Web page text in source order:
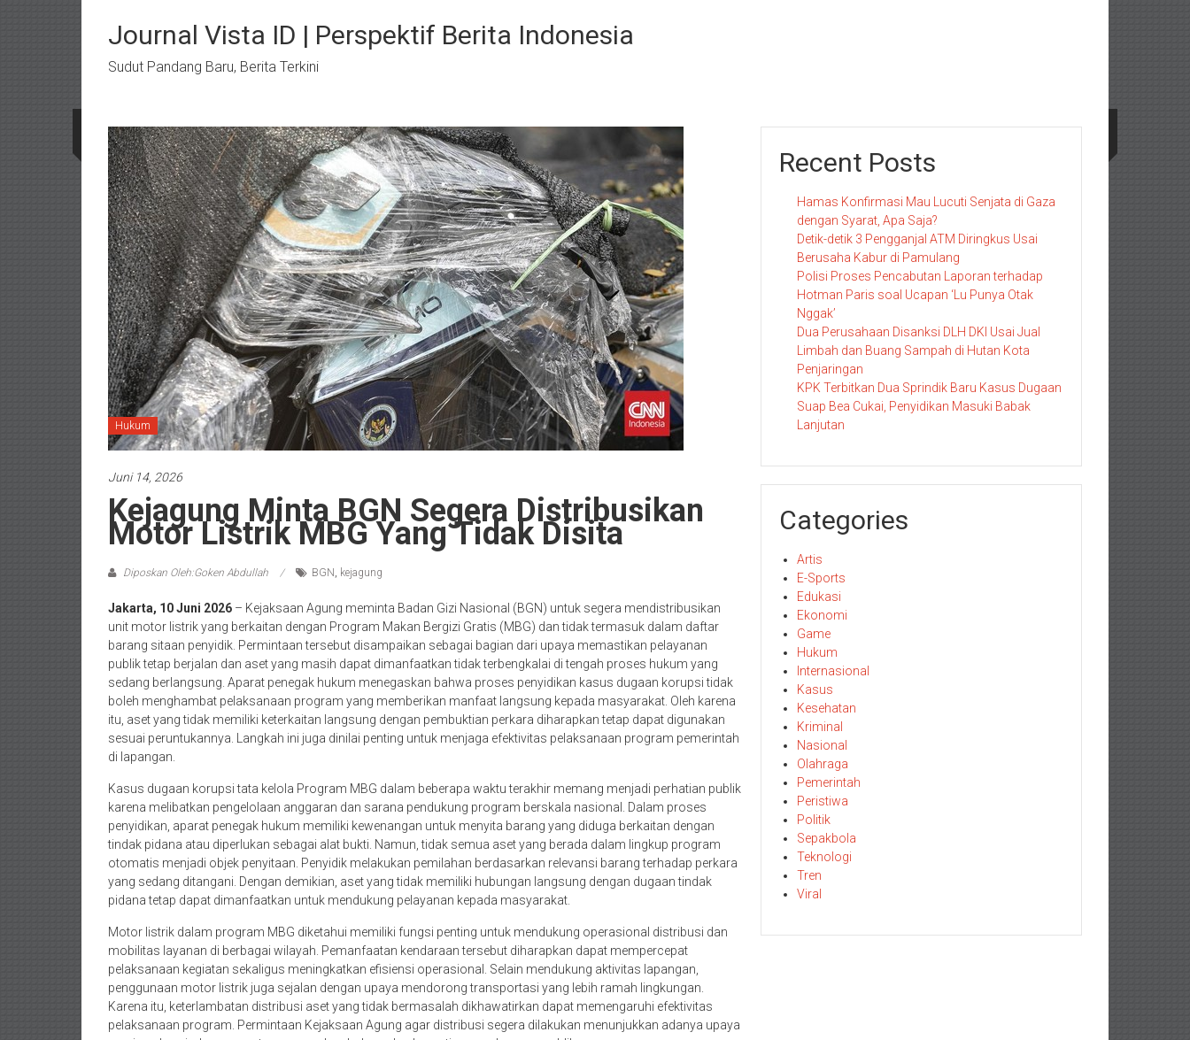
kontenJournal Vista ID | Perspektif Berita Indonesia
Sudut Pandang Baru, Berita Terkini
Hukum
Juni 14, 2026
Kejagung Minta BGN Segera Distribusikan
Motor Listrik MBG Yang Tidak Disita
Diposkan Oleh:Goken Abdullah BGN , kejagung
Jakarta, 10 Juni 2026 – Kejaksaan Agung meminta Badan Gizi Nasional (BGN) untuk segera mendistribusikan
unit motor listrik yang berkaitan dengan Program Makan Bergizi Gratis (MBG) dan tidak termasuk dalam daftar
barang sitaan penyidik. Permintaan tersebut disampaikan sebagai bagian dari upaya memastikan pelayanan
publik tetap berjalan dan aset yang masih dapat dimanfaatkan tidak terbengkalai di tengah proses hukum yang
sedang berlangsung. Aparat penegak hukum menegaskan bahwa proses penyidikan kasus dugaan korupsi tidak
boleh menghambat pelaksanaan program yang memberikan manfaat langsung kepada masyarakat. Oleh karena
itu, aset yang tidak memiliki keterkaitan langsung dengan pembuktian perkara diharapkan tetap dapat digunakan
sesuai peruntukannya. Langkah ini juga dinilai penting untuk menjaga efektivitas pelaksanaan program pemerintah
di lapangan.
Kasus dugaan korupsi tata kelola Program MBG dalam beberapa waktu terakhir memang menjadi perhatian publik
karena melibatkan pengelolaan anggaran dan sarana pendukung program berskala nasional. Dalam proses
penyidikan, aparat penegak hukum memiliki kewenangan untuk menyita barang yang diduga berkaitan dengan
tindak pidana atau diperlukan sebagai alat bukti. Namun, tidak semua aset yang berada dalam lingkup program
otomatis menjadi objek penyitaan. Penyidik melakukan pemilahan berdasarkan relevansi barang terhadap perkara
yang sedang ditangani. Dengan demikian, aset yang tidak memiliki hubungan langsung dengan dugaan tindak
pidana tetap dapat dimanfaatkan untuk mendukung pelayanan kepada masyarakat.
Motor listrik dalam program MBG diketahui memiliki fungsi penting untuk mendukung operasional distribusi dan
mobilitas layanan di berbagai wilayah. Pemanfaatan kendaraan tersebut diharapkan dapat mempercepat
pelaksanaan kegiatan sekaligus meningkatkan efisiensi operasional. Selain mendukung aktivitas lapangan,
penggunaan motor listrik juga sejalan dengan upaya mendorong transportasi yang lebih ramah lingkungan.
Karena itu, keterlambatan distribusi aset yang tidak bermasalah dikhawatirkan dapat memengaruhi efektivitas
pelaksanaan program. Permintaan Kejaksaan Agung agar distribusi segera dilakukan menunjukkan adanya upaya
Recent Posts
Hamas Konfirmasi Mau Lucuti Senjata di Gaza
dengan Syarat, Apa Saja?
Detik-detik 3 Pengganjal ATM Diringkus Usai
Berusaha Kabur di Pamulang
Polisi Proses Pencabutan Laporan terhadap
Hotman Paris soal Ucapan ‘Lu Punya Otak
Nggak’
Dua Perusahaan Disanksi DLH DKI Usai Jual
Limbah dan Buang Sampah di Hutan Kota
Penjaringan
KPK Terbitkan Dua Sprindik Baru Kasus Dugaan
Suap Bea Cukai, Penyidikan Masuki Babak
Lanjutan
Categories
Artis
E-Sports
Edukasi
Ekonomi
Game
Hukum
Internasional
Kasus
Kesehatan
Kriminal
Nasional
Olahraga
Pemerintah
Peristiwa
Politik
Sepakbola
Teknologi
Tren
Viral